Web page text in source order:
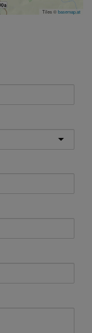
Tiles ©basemap.at